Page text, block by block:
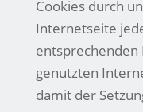
Cookies durch
Internetseite
entsprechenden
genutzten
damit der